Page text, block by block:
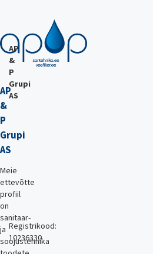
AP
&
P
Grupi
AS
Meie
ettevõtte
profiil
on
sanitaar-
ja
soojustehnika
AP
&
P
Grupi
AS
Registrikood:
10236330